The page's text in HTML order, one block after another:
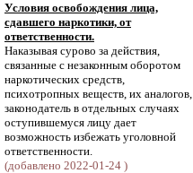
Условия освобождения лица,
сдавшего наркотики, от
ответственности.
Наказывая сурово за действия,
связанные с незаконным оборотом
наркотических средств,
психотропных веществ, их аналогов,
законодатель в отдельных случаях
оступившемуся лицу дает
возможность избежать уголовной
ответственности.
(добавлено 2022-01-24 )